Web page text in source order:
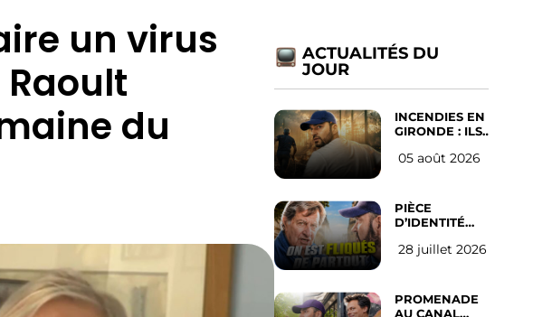
un virus
du
ACTUALITÉS DU
JOUR
INCENDIES EN
GIRONDE : ILS
D’ABANDONNER
05 août 2026
PIÈCE
D’IDENTITÉ
SUR LES
l’avis des
Français
28 juillet 2026
PROMENADE
AU CANAL